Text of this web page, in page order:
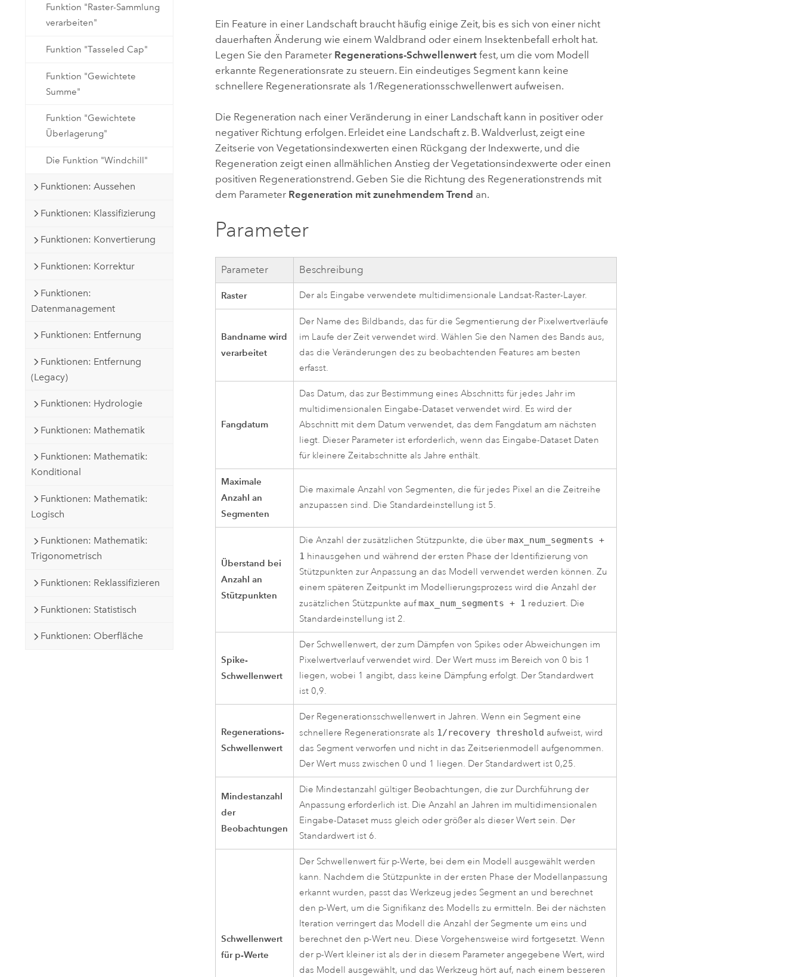
Funktion "Raster-Sammlung
verarbeiten"
Funktion "Tasseled Cap"
Funktion "Gewichtete
Summe"
Funktion "Gewichtete
Überlagerung"
Die Funktion "Windchill"
Funktionen: Aussehen
Funktionen: Klassifizierung
Funktionen: Konvertierung
Funktionen: Korrektur
Funktionen:
Datenmanagement
Funktionen: Entfernung
Funktionen: Entfernung
(Legacy)
Funktionen: Hydrologie
Funktionen: Mathematik
Funktionen: Mathematik:
Konditional
Funktionen: Mathematik:
Logisch
Funktionen: Mathematik:
Trigonometrisch
Funktionen: Reklassifizieren
Funktionen: Statistisch
Funktionen: Oberfläche
Ein Feature in einer Landschaft braucht häufig einige Zeit, bis es sich von einer nicht
dauerhaften Änderung wie einem Waldbrand oder einem Insektenbefall erholt hat.
Legen Sie den Parameter Regenerations-Schwellenwert fest, um die vom Modell
erkannte Regenerationsrate zu steuern. Ein eindeutiges Segment kann keine
schnellere Regenerationsrate als 1/Regenerationsschwellenwert aufweisen.
Die Regeneration nach einer Veränderung in einer Landschaft kann in positiver oder
negativer Richtung erfolgen. Erleidet eine Landschaft z. B. Waldverlust, zeigt eine
Zeitserie von Vegetationsindexwerten einen Rückgang der Indexwerte, und die
Regeneration zeigt einen allmählichen Anstieg der Vegetationsindexwerte oder einen
positiven Regenerationstrend. Geben Sie die Richtung des Regenerationstrends mit
dem Parameter Regeneration mit zunehmendem Trend an.
Parameter
Parameter Beschreibung
Raster Der als Eingabe verwendete multidimensionale Landsat-Raster-Layer.
Bandname wird
verarbeitet
Der Name des Bildbands, das für die Segmentierung der Pixelwertverläufe
im Laufe der Zeit verwendet wird. Wählen Sie den Namen des Bands aus,
das die Veränderungen des zu beobachtenden Features am besten
erfasst.
Fangdatum
Das Datum, das zur Bestimmung eines Abschnitts für jedes Jahr im
multidimensionalen Eingabe-Dataset verwendet wird. Es wird der
Abschnitt mit dem Datum verwendet, das dem Fangdatum am nächsten
liegt. Dieser Parameter ist erforderlich, wenn das Eingabe-Dataset Daten
für kleinere Zeitabschnitte als Jahre enthält.
Maximale
Anzahl an
Segmenten
Die maximale Anzahl von Segmenten, die für jedes Pixel an die Zeitreihe
anzupassen sind. Die Standardeinstellung ist 5.
Überstand bei
Anzahl an
Stützpunkten
Die Anzahl der zusätzlichen Stützpunkte, die übermax_num_segments +
1 hinausgehen und während der ersten Phase der Identifizierung von
Stützpunkten zur Anpassung an das Modell verwendet werden können. Zu
einem späteren Zeitpunkt im Modellierungsprozess wird die Anzahl der
zusätzlichen Stützpunkte aufmax_num_segments + 1 reduziert. Die
Standardeinstellung ist 2.
Spike-
Schwellenwert
Der Schwellenwert, der zum Dämpfen von Spikes oder Abweichungen im
Pixelwertverlauf verwendet wird. Der Wert muss im Bereich von 0 bis 1
liegen, wobei 1 angibt, dass keine Dämpfung erfolgt. Der Standardwert
ist 0,9.
Regenerations-
Schwellenwert
Der Regenerationsschwellenwert in Jahren. Wenn ein Segment eine
schnellere Regenerationsrate als 1/recovery threshold aufweist, wird
das Segment verworfen und nicht in das Zeitserienmodell aufgenommen.
Der Wert muss zwischen 0 und 1 liegen. Der Standardwert ist 0,25.
Mindestanzahl
der
Beobachtungen
Die Mindestanzahl gültiger Beobachtungen, die zur Durchführung der
Anpassung erforderlich ist. Die Anzahl an Jahren im multidimensionalen
Eingabe-Dataset muss gleich oder größer als dieser Wert sein. Der
Standardwert ist 6.
Schwellenwert
für p-Werte
Der Schwellenwert für p-Werte, bei dem ein Modell ausgewählt werden
kann. Nachdem die Stützpunkte in der ersten Phase der Modellanpassung
erkannt wurden, passt das Werkzeug jedes Segment an und berechnet
den p-Wert, um die Signifikanz des Modells zu ermitteln. Bei der nächsten
Iteration verringert das Modell die Anzahl der Segmente um eins und
berechnet den p-Wert neu. Diese Vorgehensweise wird fortgesetzt. Wenn
der p-Wert kleiner ist als der in diesem Parameter angegebene Wert, wird
das Modell ausgewählt, und das Werkzeug hört auf, nach einem besseren